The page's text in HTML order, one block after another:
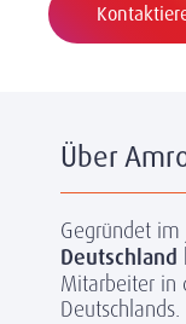
Über
Gegründet im
Deutschland
Mitarbeiter in
Deutschlands.